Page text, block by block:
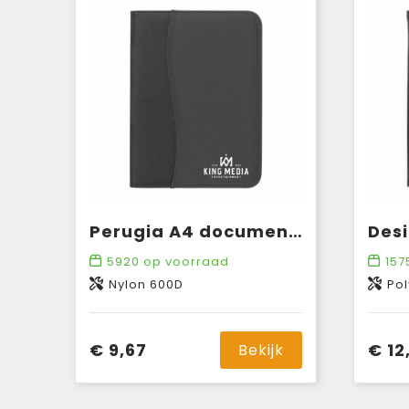
Perugia A4 documentenmap
5920 op voorraad
Nylon 600D
€ 9,67 Bekijk €